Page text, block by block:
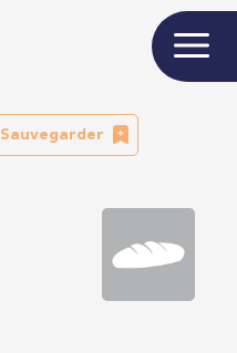
Sauvegarder